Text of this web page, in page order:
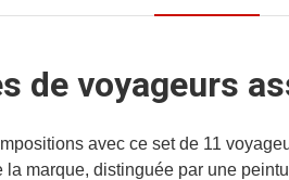
de voyageurs
avec ce set de 11
marque, distinguée par une